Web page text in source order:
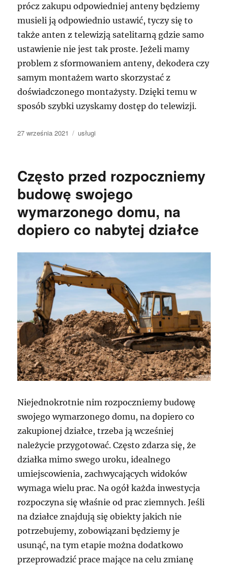
prócz zakupu odpowiedniej anteny będziemy
musieli ją odpowiednio ustawić, tyczy się to
także anten z telewizją satelitarną gdzie samo
ustawienie nie jest tak proste. Jeżeli mamy
problem z sformowaniem anteny, dekodera czy
samym montażem warto skorzystać z
doświadczonego montażysty. Dzięki temu w
sposób szybki uzyskamy dostęp do telewizji.
Data
27 września 2021 Kategorie
usługi
Często przed rozpoczniemy
budowę swojego
wymarzonego domu, na
dopiero co nabytej działce
Niejednokrotnie nim rozpoczniemy budowę
swojego wymarzonego domu, na dopiero co
zakupionej działce, trzeba ją wcześniej
należycie przygotować. Często zdarza się, że
działka mimo swego uroku, idealnego
umiejscowienia, zachwycających widoków
wymaga wielu prac. Na ogół każda inwestycja
rozpoczyna się właśnie od prac ziemnych. Jeśli
na działce znajdują się obiekty jakich nie
potrzebujemy, zobowiązani będziemy je
usunąć, na tym etapie można dodatkowo
przeprowadzić prace mające na celu zmianę